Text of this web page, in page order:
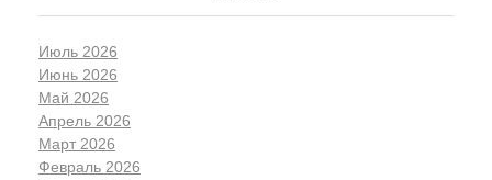
Июль 2026
Июнь 2026
Май 2026
Апрель 2026
Март 2026
Февраль 2026